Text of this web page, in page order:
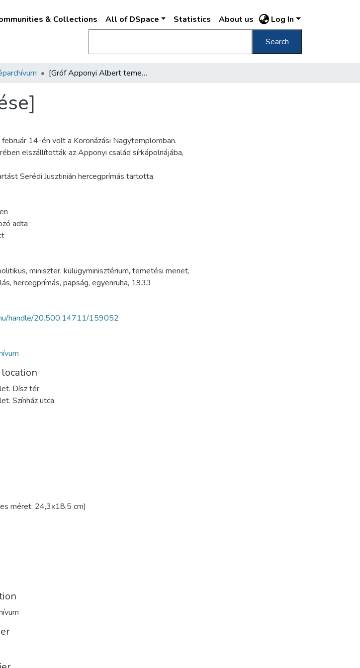
& Collections All of DSpace Statistics About us Log In
Search
[Gróf Apponyi Albert temetése]
14-én volt a Koronázási Nagytemplomban.
elszállították az Apponyi család sírkápolnájába,
Serédi Jusztinián hercegprímás tartotta.
adta
, miniszter, külügyminisztérium, temetési menet,
, hercegprímás, papság, egyenruha, 1933
handle/20.500.14711/159052
Dísz tér
Színház utca
méret: 24,3x18,5 cm)